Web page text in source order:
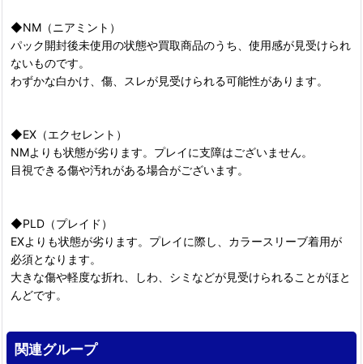
◆NM（ニアミント）
パック開封後未使用の状態や買取商品のうち、使用感が見受けられ
ないものです。
わずかな白かけ、傷、スレが見受けられる可能性があります。
◆EX（エクセレント）
NMよりも状態が劣ります。プレイに支障はございません。
目視できる傷や汚れがある場合がございます。
◆PLD（プレイド）
EXよりも状態が劣ります。プレイに際し、カラースリーブ着用が
必須となります。
大きな傷や軽度な折れ、しわ、シミなどが見受けられることがほと
んどです。
関連グループ